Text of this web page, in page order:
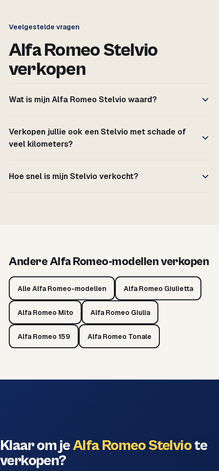
Veelgestelde vragen
Alfa Romeo Stelvio
verkopen
Wat is mijn Alfa Romeo Stelvio waard?
Verkopen jullie ook een Stelvio met schade of
veel kilometers?
Hoe snel is mijn Stelvio verkocht?
Andere Alfa Romeo-modellen verkopen
Alle Alfa Romeo-modellen Alfa Romeo Giulietta
Alfa Romeo Mito Alfa Romeo Giulia
Alfa Romeo 159 Alfa Romeo Tonale
Klaar om jeAlfa Romeo Stelviote
verkopen?